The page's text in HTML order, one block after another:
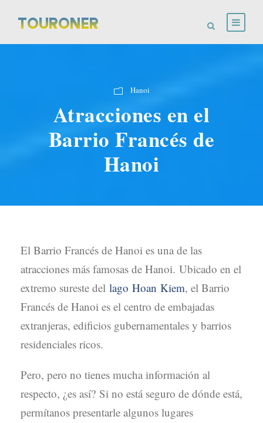
Hanoi
Atracciones en el
Barrio Francés de
Hanoi
El Barrio Francés de Hanoi es una de las
atracciones más famosas de Hanoi. Ubicado en el
extremo sureste del lago Hoan Kiem, el Barrio
Francés de Hanoi es el centro de embajadas
extranjeras, edificios gubernamentales y barrios
residenciales ricos.
Pero, pero no tienes mucha información al
respecto, ¿es así? Si no está seguro de dónde está,
permítanos presentarle algunos lugares